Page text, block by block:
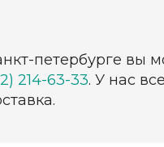
петербурге вы
214-63-33. У нас